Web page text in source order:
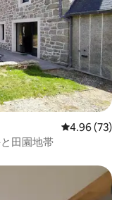
レビュー73
4.96 (73)
田園地帯